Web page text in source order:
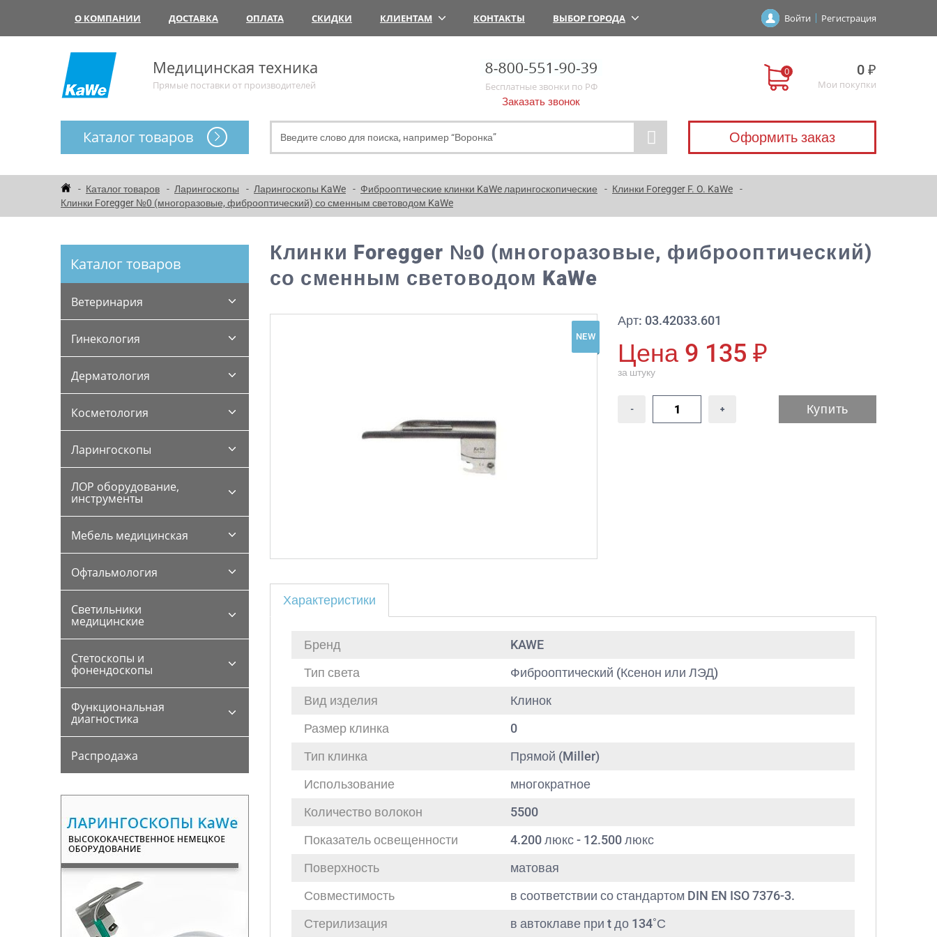
О КОМПАНИИ ДОСТАВКА ОПЛАТА СКИДКИ КЛИЕНТАМ КОНТАКТЫ ВЫБОР ГОРОДА Войти Регистрация
Медицинская техника
Прямые поставки от производителей
Бесплатные звонки по РФ
Заказать звонок
0 ₽
Мои покупки
Каталог товаров Оформить заказ
Каталог товаров Ларингоскопы Ларингоскопы KaWe Фиброоптические клинки KaWe ларингоскопические
Клинки Foregger F. O. KaWe
Клинки Foregger №0 (многоразовые, фиброоптический) со сменным световодом KaWe
Каталог товаров
Ветеринария
Гинекология
Дерматология
Косметология
Ларингоскопы
ЛОР оборудование,
инструменты
Мебель медицинская
Офтальмология
Светильники
медицинские
Стетоскопы и
фонендоскопы
Функциональная
диагностика
Распродажа
Клинки Foregger №0 (многоразовые, фиброоптический)
со сменным световодом KaWe
NEW
Арт: 03.42033.601
Цена 9 135 ₽
за штуку
- + Купить
Характеристики
Бренд
KAWE
Тип света
Фиброоптический (Ксенон или ЛЭД)
Вид изделия
Клинок
Размер клинка
0
Тип клинка
Прямой (Miller)
Использование
многократное
Количество волокон
5500
Показатель освещенности
4.200 люкс - 12.500 люкс
Поверхность
матовая
Совместимость
в соответствии со стандартом DIN EN ISO 7376-3.
Стерилизация
в автоклаве при t до 134˚С